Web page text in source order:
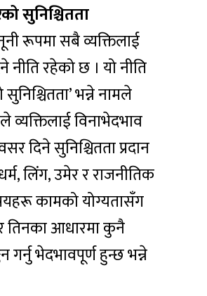
सुनिश्चितता
रूपमा सबै व्यक्तिलाई
रहेको छ । यो नीति
भन्ने नामले
व्यक्तिलाई विनाभेदभाव
दिने सुनिश्चितता प्रदान
लिंग, उमेर र राजनीतिक
कामको योग्यतासँग
तिनका आधारमा कुनै
गर्नु भेदभावपूर्ण हुन्छ भन्ने